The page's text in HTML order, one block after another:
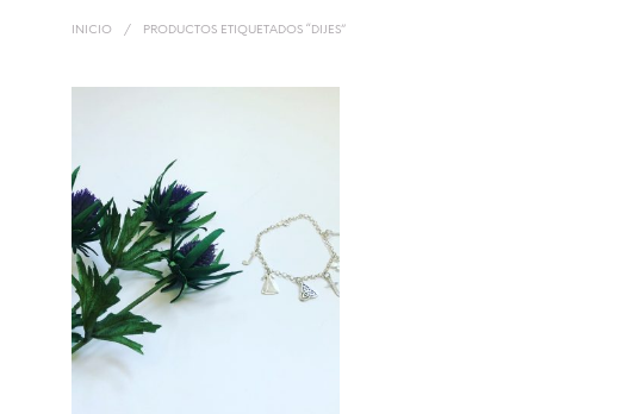
INICIO / PRODUCTOS ETIQUETADOS “DIJES”